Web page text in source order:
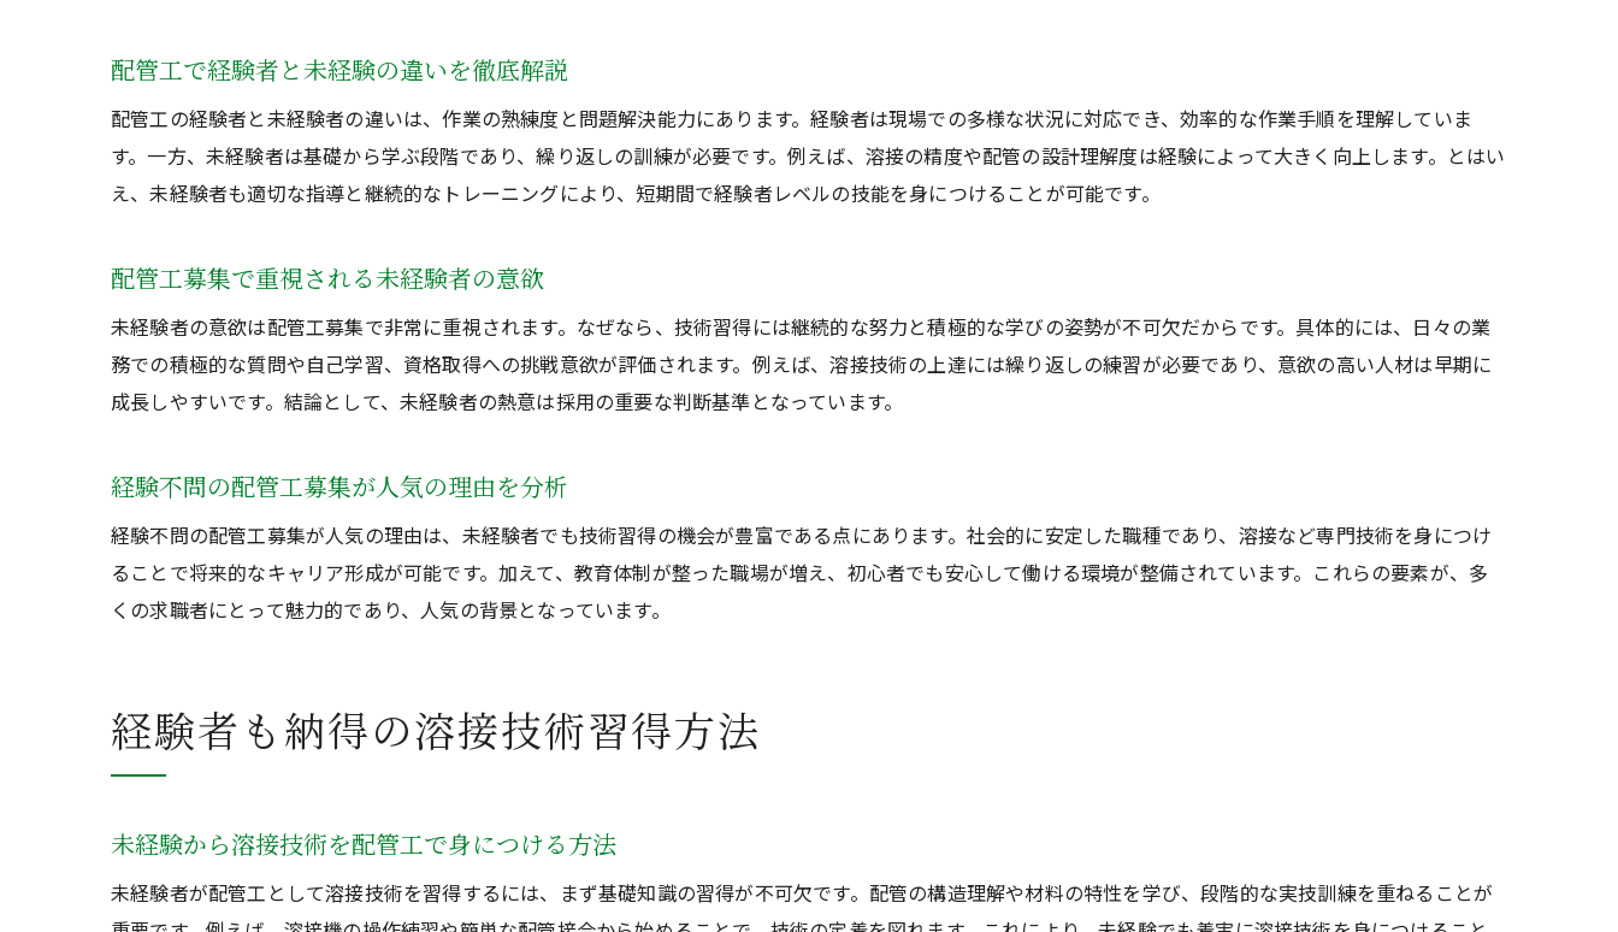
配管工で経験者と未経験の違いを徹底解説
配管工の経験者と未経験者の違いは、作業の熟練度と問題解決能力にあります。経験者は現場での多様な状況に対応でき、効率的な作業手順を理解していま
す。一方、未経験者は基礎から学ぶ段階であり、繰り返しの訓練が必要です。例えば、溶接の精度や配管の設計理解度は経験によって大きく向上します。とはい
え、未経験者も適切な指導と継続的なトレーニングにより、短期間で経験者レベルの技能を身につけることが可能です。
配管工募集で重視される未経験者の意欲
未経験者の意欲は配管工募集で非常に重視されます。なぜなら、技術習得には継続的な努力と積極的な学びの姿勢が不可欠だからです。具体的には、日々の業
務での積極的な質問や自己学習、資格取得への挑戦意欲が評価されます。例えば、溶接技術の上達には繰り返しの練習が必要であり、意欲の高い人材は早期に
成長しやすいです。結論として、未経験者の熱意は採用の重要な判断基準となっています。
経験不問の配管工募集が人気の理由を分析
経験不問の配管工募集が人気の理由は、未経験者でも技術習得の機会が豊富である点にあります。社会的に安定した職種であり、溶接など専門技術を身につけ
ることで将来的なキャリア形成が可能です。加えて、教育体制が整った職場が増え、初心者でも安心して働ける環境が整備されています。これらの要素が、多
くの求職者にとって魅力的であり、人気の背景となっています。
経験者も納得の溶接技術習得方法
未経験から溶接技術を配管工で身につける方法
未経験者が配管工として溶接技術を習得するには、まず基礎知識の習得が不可欠です。配管の構造理解や材料の特性を学び、段階的な実技訓練を重ねることが